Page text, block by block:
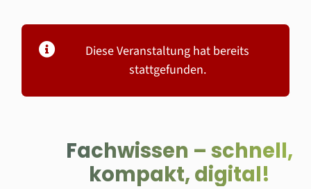
Diese Veranstaltung hat bereits
stattgefunden.
Fachwissen – schnell,
kompakt, digital!